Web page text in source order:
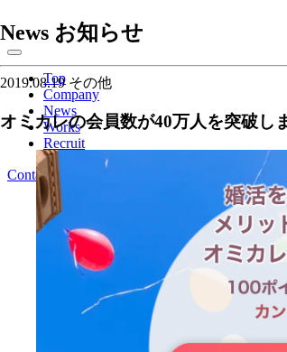
Top
Company
News
Works
Recruit
News お知らせ
2019.08.19 その他
オミカレの会員数が40万人を突破し
Contact